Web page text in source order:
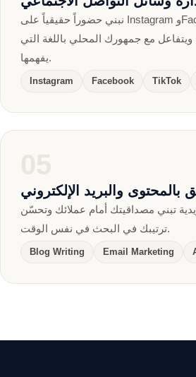
نبني حضوراً حقيقياً على Instagram وFacebook وTikTok وLinkedIn —
مع جمهورك المحلي باللغة التي
يفهمها.
Instagram Facebook TikTok
بالمحتوى والبريد الإلكتروني
تبني مصداقيتك أمام عملائك وتحسّن
ترتيبك في البحث في نفس الوقت.
Blog Writing Email Marketing